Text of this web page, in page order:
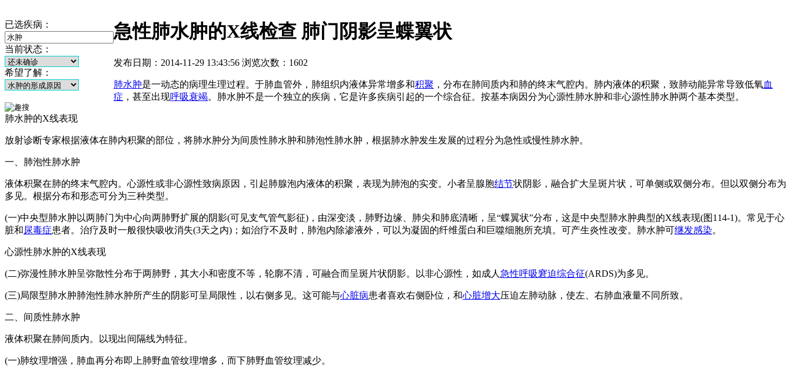
已选疾病：
当前状态：
希望了解：
急性肺水肿的X线检查 肺门阴影呈蝶翼状
发布日期：2014-11-29 13:43:56 浏览次数： 1602
肺水肿是一动态的病理生理过程。于肺血管外，肺组织内液体异常增多和积聚 ，分布在肺间质内和肺的终末气腔内。肺内液体的积聚，致肺动能异常导致低氧血
症 ，甚至出现呼吸衰竭。肺水肿不是一个独立的疾病，它是许多疾病引起的一个综合征。按基本病因分为心源性肺水肿和非心源性肺水肿两个基本类型。
肺水肿的X线表现
放射诊断专家根据液体在肺内积聚的部位，将肺水肿分为间质性肺水肿和肺泡性肺水肿，根据肺水肿发生发展的过程分为急性或慢性肺水肿。
一、肺泡性肺水肿
液体积聚在肺的终末气腔内。心源性或非心源性致病原因，引起肺腺泡内液体的积聚，表现为肺泡的实变。小者呈腺胞结节状阴影，融合扩大呈斑片状，可单侧或双侧分布。但以双侧分布为
多见。根据分布和形态可分为三种类型。
(一)中央型肺水肿以两肺门为中心向两肺野扩展的阴影(可见支气管气影征)，由深变淡，肺野边缘、肺尖和肺底清晰，呈“蝶翼状”分布，这是中央型肺水肿典型的X线表现(图114-1)。常见于心
脏和尿毒症患者。治疗及时一般很快吸收消失(3天之内)；如治疗不及时，肺泡内除渗液外，可以为凝固的纤维蛋白和巨噬细胞所充填。可产生炎性改变。肺水肿可继发感染。
心源性肺水肿的X线表现
(二)弥漫性肺水肿呈弥散性分布于两肺野，其大小和密度不等，轮廓不清，可融合而呈斑片状阴影。以非心源性，如成人急性呼吸窘迫综合征(ARDS)为多见。
(三)局限型肺水肿肺泡性肺水肿所产生的阴影可呈局限性，以右侧多见。这可能与心脏病患者喜欢右侧卧位，和心脏增大压迫左肺动脉，使左、右肺血液量不同所致。
二、间质性肺水肿
液体积聚在肺间质内。以现出间隔线为特征。
(一)肺纹理增强，肺血再分布即上肺野血管纹理增多，而下肺野血管纹理减少。